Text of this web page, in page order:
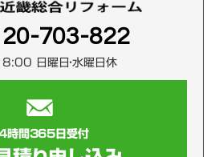
703-822
日曜日・水曜日休
時間365日受付